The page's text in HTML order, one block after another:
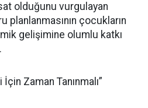
olduğunu vurgulayan
planlanmasının çocukların
gelişimine olumlu katkı
Zaman Tanınmalı”